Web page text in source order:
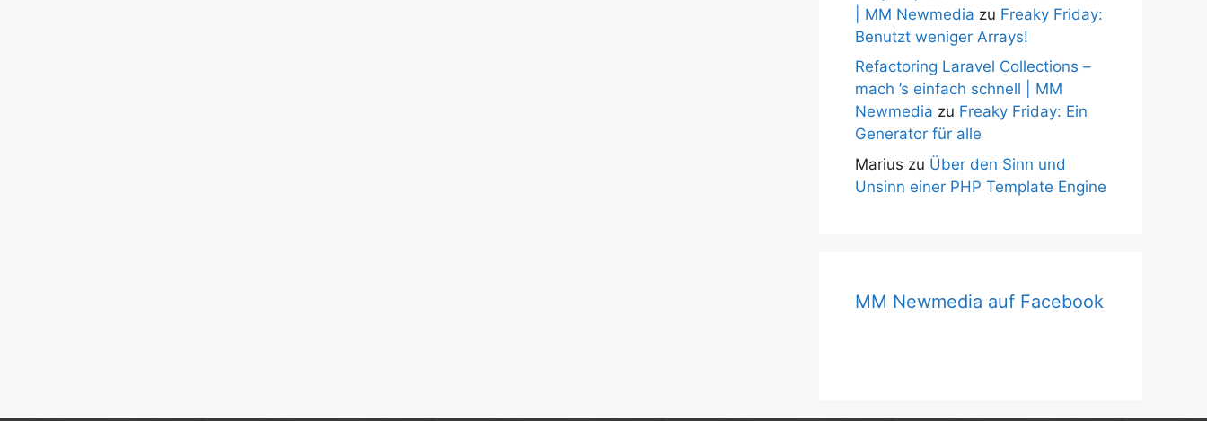
| MM Newmedia zu Freaky Friday:
Benutzt weniger Arrays!
Refactoring Laravel Collections –
mach ’s einfach schnell | MM
Newmedia zu Freaky Friday: Ein
Generator für alle
Marius zu Über den Sinn und
Unsinn einer PHP Template Engine
MM Newmedia auf Facebook